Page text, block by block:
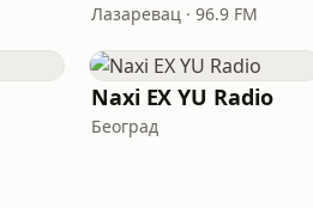
Лазаревац · 96.9 FM
Naxi EX YU Radio
Београд